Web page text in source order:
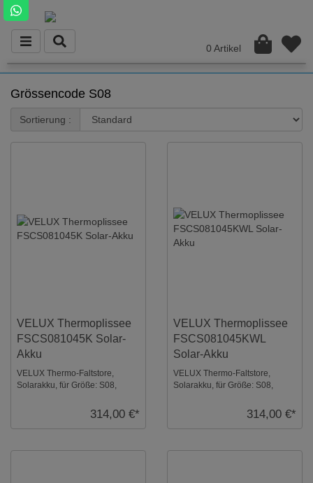
0 Artikel
Grössencode S08
Sortierung :
VELUX Thermoplissee
FSCS081045K Solar-
Akku
VELUX Thermo-Faltstore,
Solarakku, für Größe: S08,
homecontrol komp ...314,00 €*
VELUX Thermoplissee
FSCS081045KWL
Solar-Akku
VELUX Thermo-Faltstore,
Solarakku, für Größe: S08,
314,00 €*